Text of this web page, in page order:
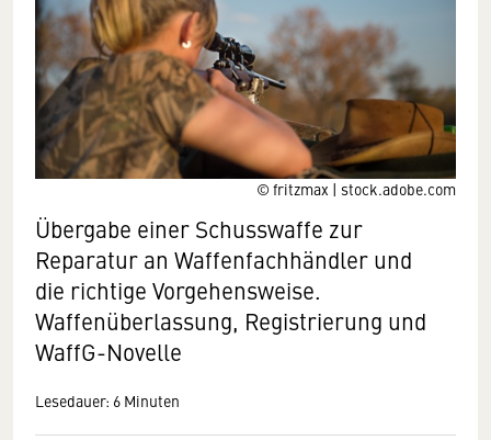
© fritzmax | stock.adobe.com
Übergabe einer Schusswaffe zur
Reparatur an Waffenfachhändler und
die richtige Vorgehensweise.
Waffenüberlassung, Registrierung und
WaffG-Novelle
Lesedauer: 6 Minuten